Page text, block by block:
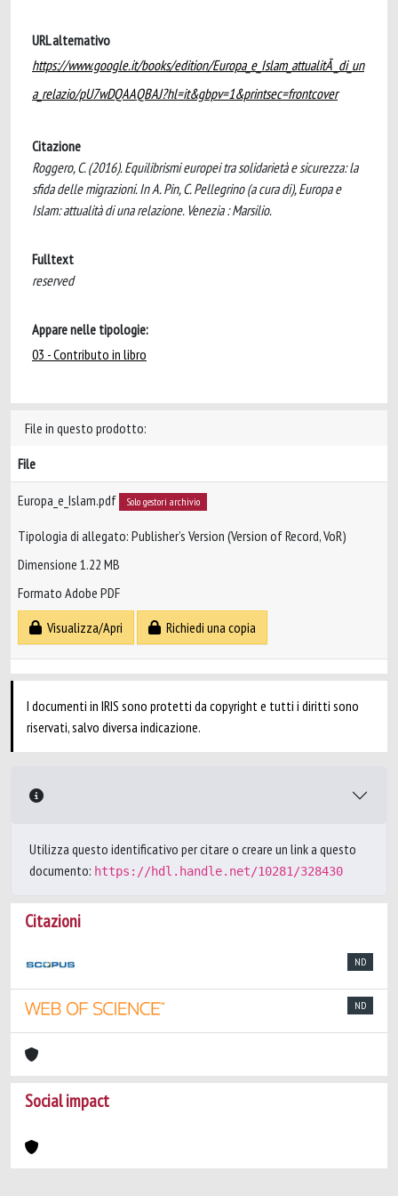
URL alternativo
https://www.google.it/books/edition/Europa_e_Islam_attualitÃ _di_un
a_relazio/pU7wDQAAQBAJ?hl=it&gbpv=1&printsec=frontcover
Citazione
Roggero, C. (2016). Equilibrismi europei tra solidarietà e sicurezza: la
sfida delle migrazioni. In A. Pin, C. Pellegrino (a cura di), Europa e
Islam: attualità di una relazione. Venezia : Marsilio.
Fulltext
reserved
Appare nelle tipologie:
03 - Contributo in libro
File in questo prodotto:
File
Europa_e_Islam.pdf Solo gestori archivio
Tipologia di allegato: Publisher’s Version (Version of Record, VoR)
Dimensione 1.22 MB
Formato Adobe PDF
Visualizza/Apri
Richiedi una copia
I documenti in IRIS sono protetti da copyright e tutti i diritti sono
riservati, salvo diversa indicazione.
Utilizza questo identificativo per citare o creare un link a questo
documento: https://hdl.handle.net/10281/328430
Citazioni
ND
ND
Social impact